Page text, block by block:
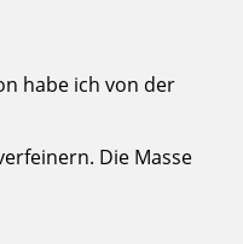
habe ich von der
Die Masse